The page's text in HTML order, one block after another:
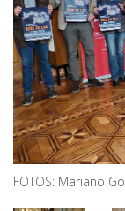
FOTOS: Mariano